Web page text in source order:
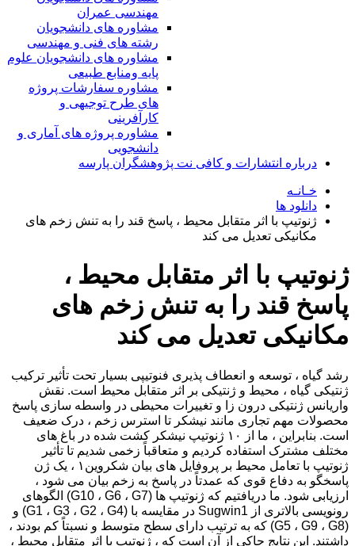
مهندسی عمران
مشاوره های دانشجویان
رشته های فنی و مهندسی
مشاوره های دانشجویان علوم
پایه ومنابع طبیعی
مشاوره سفارشات پروژه
های طرح توجیهی و
کارآفرینی
مشاوره پروژه های آماری و
دانشجویی
درباره انتشارات و کافی نت پژوهشگران پارسه
خـانـه
دانلود ها
ژنوتیپ با اثر متقابل محیط ، پاسخ قند را به تنش زخم های
مکانیکی تعدیل می کند
ژنوتیپ با اثر متقابل محیط ،
پاسخ قند را به تنش زخم های
مکانیکی تعدیل می کند
رشد گیاه ، توسعه و انعطاف پذیری فنوتیپی بسیار تحت تأثیر ترکیب
ژنتیکی گیاه ، محیط و ژنتیکی بر اثر متقابل محیط است. نقش
واریانس ژنتیکی درون زا و تغییرات محیطی در واسطه سازی پاسخ
محصولات مهم تجاری مانند نیشکر تا استرس زخم ، درک ضعیف
است. بنابراین ، ما از ۱۰ ژنوتیپ نیشکر کشت شده در باغ های
مختلف مشترک استفاده کردیم و متعاقباً زخمی شدیم تا تأثیر
ژنوتیپ با تعامل محیط بر پروفایل های بیان شکروین۱ ، یک ژن
پاسخگو به دفاع قوی که عمدتاً در پاسخ به زخم بیان می شود ،
ارزیابی شود. ما دریافتیم که ژنوتیپ ها (G10 ، G6 ، G7) الگوهای
رونویسی بالاتری از Sugwin1 در مقایسه با (G1 ، G3 ، G2 ، G4) و
(G5 ، G9 ، G8) که به ترتیب دارای سطح متوسط ​​و نسبتاً کم بودند ،
داشتند. این نتایج حاکی از آن است که ، ژنوتیپ با اثر متقابل محیط ،